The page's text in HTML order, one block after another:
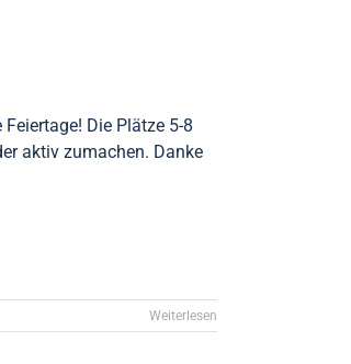
Die Plätze 5-8
aktiv zumachen. Danke
Weiterlesen